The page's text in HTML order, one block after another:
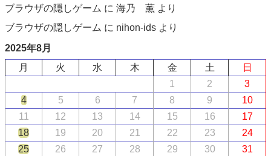
ブラウザの隠しゲーム に 海乃 薫 より
ブラウザの隠しゲーム に nihon-ids より
2025年8月
月
火 水 木 金 土
日
1
2
3
4
5 6 7 8 9
10
11
12 13 14 15 16
17
18
19 20 21 22 23
24
25
26 27 28 29 30
31